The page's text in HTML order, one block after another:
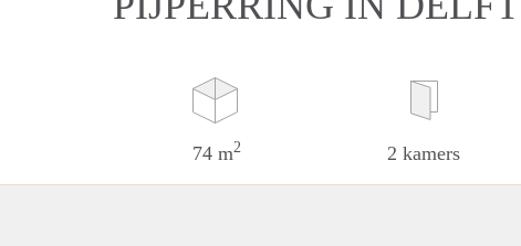
74 m2 2 kamers